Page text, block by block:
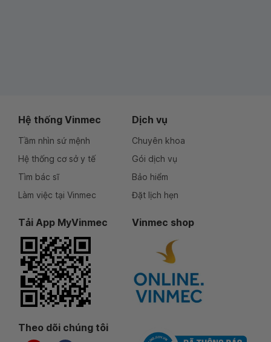
Hệ thống Vinmec
Tầm nhìn sứ mệnh
Hệ thống cơ sở y tế
Tìm bác sĩ
Làm việc tại Vinmec
Dịch vụ
Chuyên khoa
Gói dịch vụ
Bảo hiểm
Đặt lịch hẹn
Tải App MyVinmec Vinmec shop
Theo dõi chúng tôi